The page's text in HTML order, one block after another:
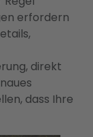
erfordern
direkt
dass Ihre